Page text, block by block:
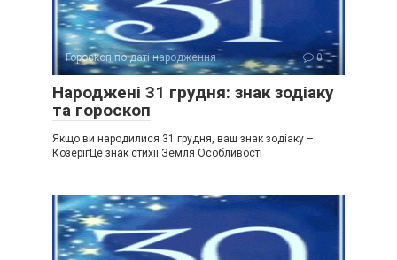
Гороскоп по даті народження 0
Народжені 31 грудня: знак зодіаку
та гороскоп
Якщо ви народилися 31 грудня, ваш знак зодіаку –
КозерігЦе знак стихії Земля Особливості